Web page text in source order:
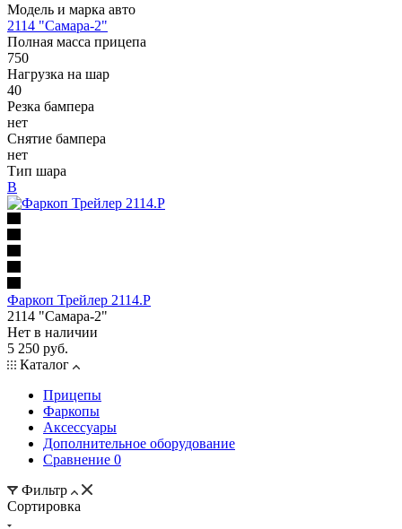
Модель и марка авто
2114 "Самара-2"
Полная масса прицепа
750
Нагрузка на шар
40
Резка бампера
нет
Снятие бампера
нет
Тип шара
B
Фаркоп Трейлер 2114.Р
2114 "Самара-2"
Нет в наличии
5 250 руб.
Каталог
Прицепы
Фаркопы
Аксессуары
Дополнительное оборудование
Сравнение 0
Фильтр
Сортировка